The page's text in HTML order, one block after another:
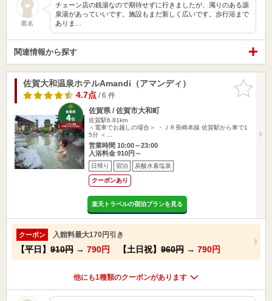
匿名
チェーン店の銭湯なので期待せずに行きましたが、濁りのある源
泉湯があっていいです。施設もまだ新しく広いです。歩行浴まで
ありま…
関連情報から探す
お気に入
りに追加
佐賀大和温泉ホテルAmandi（アマンディ）
4.7点/ 6 件
佐賀県 / 佐賀市大和町
佐賀駅6.81km
＜電車でお越しの場合＞ ・ＪＲ長崎本線 佐賀駅から車で1
5分 ＜…
営業時間 10:00～23:00
入浴料金 910円～
日帰り 宿泊 炭酸水素塩泉
クーポンあり
楽天トラベルの宿泊プランを見る
クーポン 入館料最大170円引き
【平日】 910円 → 790円 【土日祝】 960円 → 790円
他にも1種類のクーポンがあります